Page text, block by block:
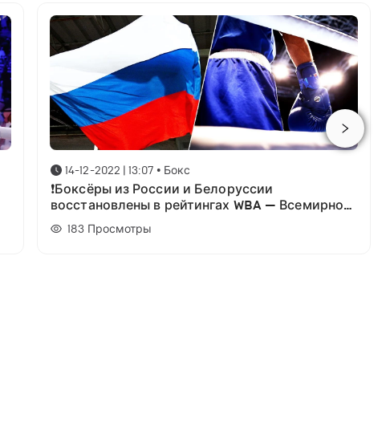
14-12-2022 | 13:07 • Бокс
❗Боксёры из России и Белоруссии
восстановлены в рейтингах WBA — Всемирной
боксёрской ассоциации.
183 Просмотры